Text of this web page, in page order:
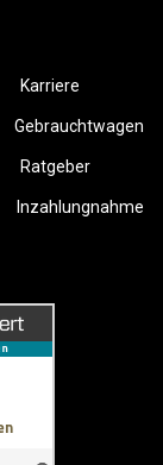
Karriere
Gebrauchtwagen
Ratgeber
Inzahlungnahme